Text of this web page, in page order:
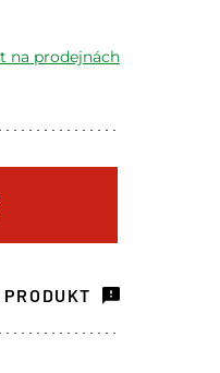
na prodejnách